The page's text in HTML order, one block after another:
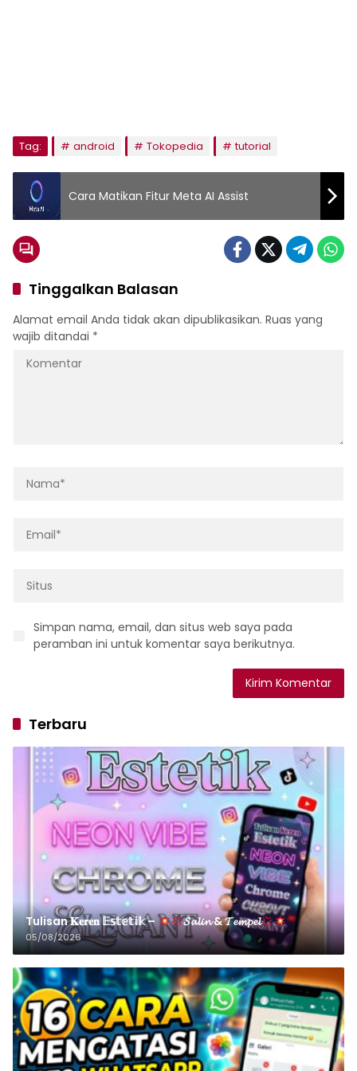
Tag: android Tokopedia tutorial
Cara Matikan Fitur Meta AI Assist
Tinggalkan Balasan
Alamat email Anda tidak akan dipublikasikan. Ruas yang
wajib ditandai *
Simpan nama, email, dan situs web saya pada
peramban ini untuk komentar saya berikutnya.
Terbaru
Tulisan 𝐊𝐞𝐫𝐞𝐧 𝔼𝕤𝕥𝕖𝕥𝕚𝕜 – 𝓢𝓪𝓵𝓲𝓷 & 𝓣𝓮𝓶𝓹𝓮𝓵
05/08/2026